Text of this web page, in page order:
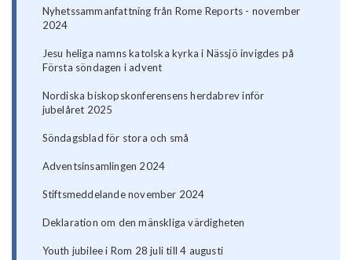
Nyhetssammanfattning från Rome Reports - november
2024
Jesu heliga namns katolska kyrka i Nässjö invigdes på
Första söndagen i advent
Nordiska biskopskonferensens herdabrev inför
jubelåret 2025
Söndagsblad för stora och små
Adventsinsamlingen 2024
Stiftsmeddelande november 2024
Deklaration om den mänskliga värdigheten
Youth jubilee i Rom 28 juli till 4 augusti